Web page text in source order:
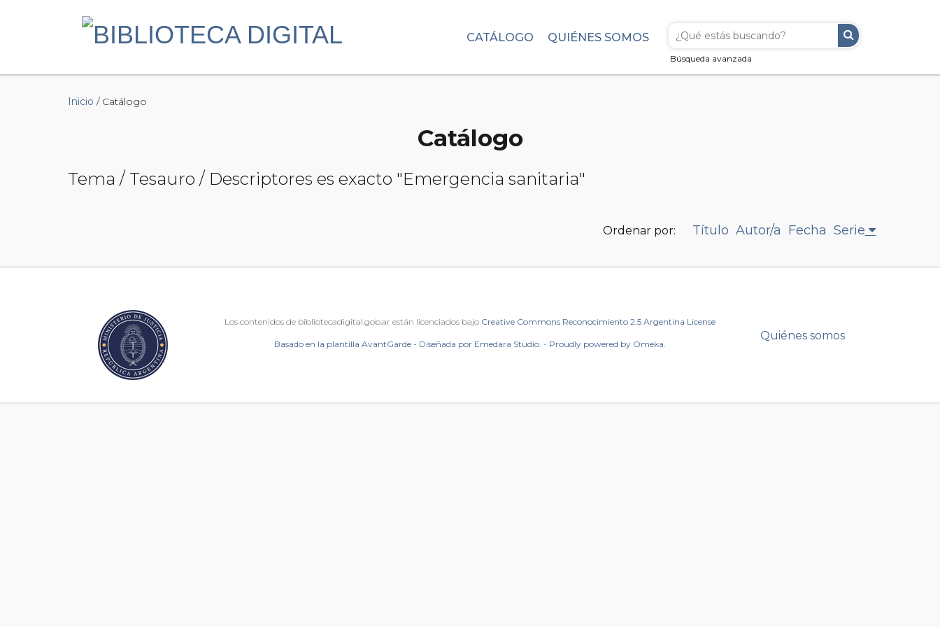
Búsqueda avanzada
CATÁLOGO QUIÉNES SOMOS
Inicio / Catálogo
Catálogo
Tema / Tesauro / Descriptores es exacto "Emergencia sanitaria"
Ordenar por: Título Autor/a Fecha Serie
Los contenidos de bibliotecadigital.gob.ar están licenciados bajo Creative Commons Reconocimiento 2.5 Argentina License
Basado en la plantilla AvantGarde - Diseñada por Emedara Studio. - Proudly powered by Omeka.
Quiénes somos